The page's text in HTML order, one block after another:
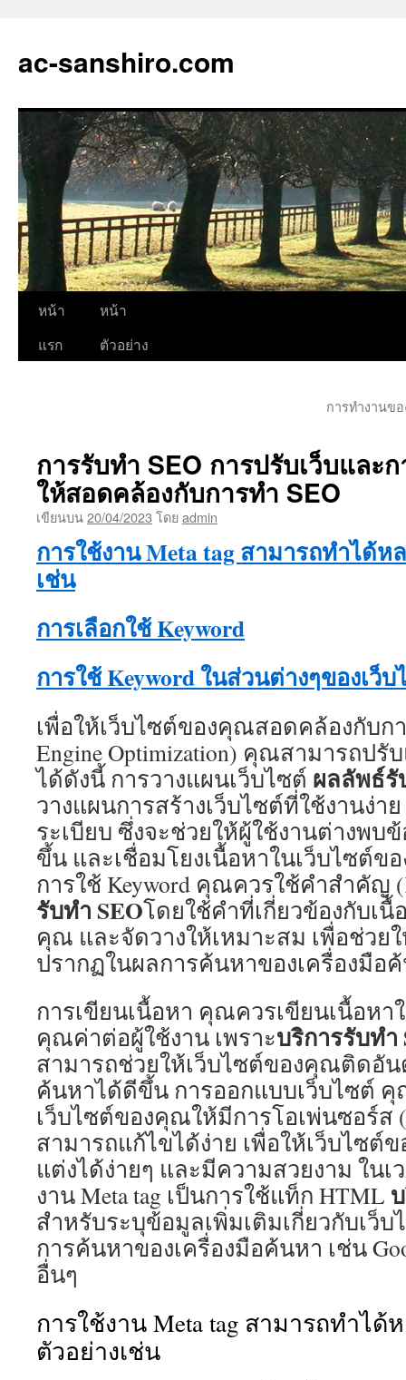
ac-sanshiro.com
ข้าม
ไป
หน้า
แรก
หน้า
ตัวอย่าง
การทำงานข
การรับทำ SEO การปรับเว็บและ
ให้สอดคล้องกับการทำ SEO
เขียนบน20/04/2023 โดยadmin
การใช้งาน Meta tag สามารถทำได้ห
เช่น
การเลือกใช้ Keyword
การใช้ Keyword ในส่วนต่างๆของเว็
เพื่อให้เว็บไซต์ของคุณสอดคล้องกับกา
Engine Optimization) คุณสามารถป
ได้ดังนี้ การวางแผนเว็บไซต์ ผลลัพธ์รั
วางแผนการสร้างเว็บไซต์ที่ใช้งานง่า
ระเบียบ ซึ่งจะช่วยให้ผู้ใช้งานต่างพบ
ขึ้น และเชื่อมโยงเนื้อหาในเว็บไซต์ข
การใช้ Keyword คุณควรใช้คำสำคัญ
รับทำ SEOโดยใช้คำที่เกี่ยวข้องกับเนื้
คุณ และจัดวางให้เหมาะสม เพื่อช่วย
ปรากฏในผลการค้นหาของเครื่องมือ
การเขียนเนื้อหา คุณควรเขียนเนื้อหา
คุณค่าต่อผู้ใช้งาน เพราะบริการรับทำ
สามารถช่วยให้เว็บไซต์ของคุณติดอัน
ค้นหาได้ดีขึ้น การออกแบบเว็บไซต์
เว็บไซต์ของคุณให้มีการโอเพ่นซอร์ส
สามารถแก้ไขได้ง่าย เพื่อให้เว็บไซต์
แต่งได้ง่ายๆ และมีความสวยงาม ในเ
งาน Meta tag เป็นการใช้แท็ก HTML
สำหรับระบุข้อมูลเพิ่มเติมเกี่ยวกับเว็
การค้นหาของเครื่องมือค้นหา เช่น
อื่นๆ
การใช้งาน Meta tag สามารถทำได้
ตัวอย่างเช่น